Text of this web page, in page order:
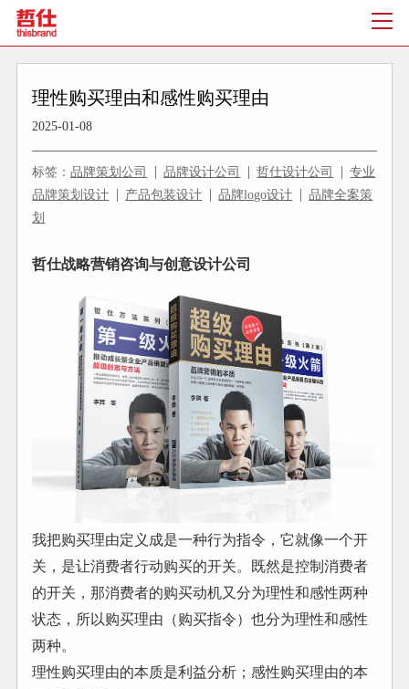
理性购买理由和感性购买理由
2025-01-08
标签：品牌策划公司 品牌设计公司 哲仕设计公司
专业
品牌策划设计
产品包装设计 品牌logo设计
品牌全案策
划
哲仕战略营销咨询与创意设计公司
我把购买理由定义成是一种行为指令，它就像一个开
关，是让消费者行动购买的开关。既然是控制消费者
的开关，那消费者的购买动机又分为理性和感性两种
状态，所以购买理由（购买指令）也分为理性和感性
两种。
理性购买理由的本质是利益分析；感性购买理由的本